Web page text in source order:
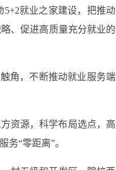
就业之家建设，把推动
、促进高质量充分就业的
角，不断推动就业服务端
资源，科学布局选点，高
“零距离”。